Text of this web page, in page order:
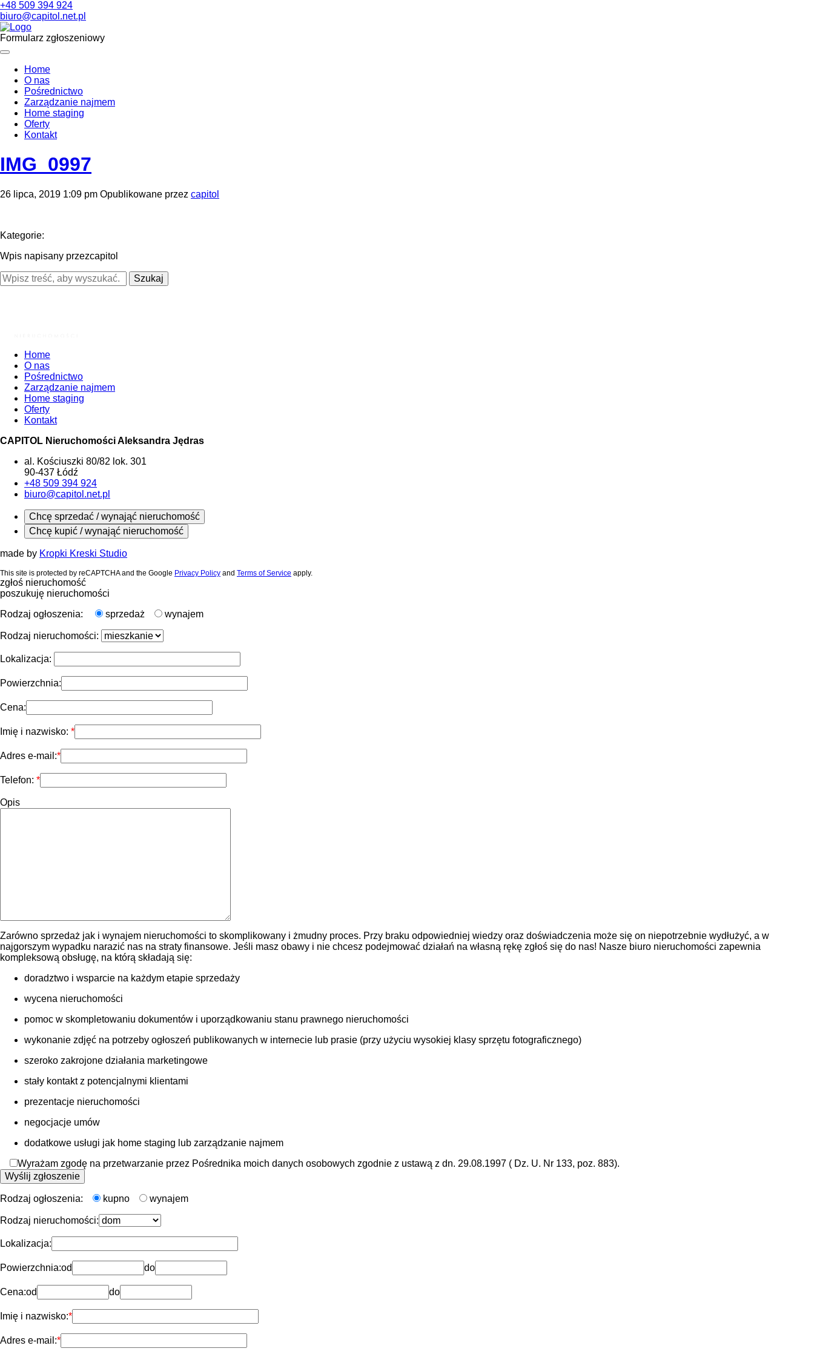
+48 509 394 924
biuro@capitol.net.pl
Formularz zgłoszeniowy
Home
O nas
Pośrednictwo
Zarządzanie najmem
Home staging
Oferty
Kontakt
IMG_0997
26 lipca, 2019 1:09 pm Opublikowane przez capitol
Kategorie:
Wpis napisany przezcapitol
Szukaj
Home
O nas
Pośrednictwo
Zarządzanie najmem
Home staging
Oferty
Kontakt
CAPITOL Nieruchomości Aleksandra Jędras
al. Kościuszki 80/82 lok. 301
90-437 Łódź
+48 509 394 924
biuro@capitol.net.pl
Chcę sprzedać / wynająć nieruchomość
Chcę kupić / wynająć nieruchomość
made by Kropki Kreski Studio
This site is protected by reCAPTCHA and the Google Privacy Policy and Terms of Service apply.
zgłoś nieruchomość
poszukuję nieruchomości
Rodzaj ogłoszenia:
sprzedaż wynajem
Rodzaj nieruchomości:
Lokalizacja:
Powierzchnia:
Cena:
Imię i nazwisko:
Adres e-mail:
Telefon:
Opis
Zarówno sprzedaż jak i wynajem nieruchomości to skomplikowany i żmudny proces. Przy braku odpowiedniej wiedzy oraz doświadczenia może się on niepotrzebnie wydłużyć, a w
najgorszym wypadku narazić nas na straty finansowe. Jeśli masz obawy i nie chcesz podejmować działań na własną rękę zgłoś się do nas! Nasze biuro nieruchomości zapewnia
kompleksową obsługę, na którą składają się:
doradztwo i wsparcie na każdym etapie sprzedaży
wycena nieruchomości
pomoc w skompletowaniu dokumentów i uporządkowaniu stanu prawnego nieruchomości
wykonanie zdjęć na potrzeby ogłoszeń publikowanych w internecie lub prasie (przy użyciu wysokiej klasy sprzętu fotograficznego)
szeroko zakrojone działania marketingowe
stały kontakt z potencjalnymi klientami
prezentacje nieruchomości
negocjacje umów
dodatkowe usługi jak home staging lub zarządzanie najmem
Wyrażam zgodę na przetwarzanie przez Pośrednika moich danych osobowych zgodnie z ustawą z dn. 29.08.1997 ( Dz. U. Nr 133, poz. 883).
Rodzaj ogłoszenia: kupno wynajem
Rodzaj nieruchomości:
Lokalizacja:
Powierzchnia:od do
Cena:od do
Imię i nazwisko:
Adres e-mail: